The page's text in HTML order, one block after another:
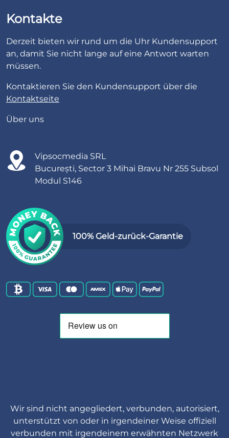
Kontakte
Derzeit bieten wir rund um die Uhr Kundensupport
an, damit Sie nicht lange auf eine Antwort warten
müssen.
Kontaktieren Sie den Kundensupport über die
Kontaktseite
Über uns
Vipsocmedia SRL
București, Sector 3 Mihai Bravu Nr 255 Subsol
Modul S146
100% Geld-zurück-Garantie
Wir sind nicht angegliedert, verbunden, autorisiert,
unterstützt von oder in irgendeiner Weise offiziell
verbunden mit irgendeinem erwähnten Netzwerk